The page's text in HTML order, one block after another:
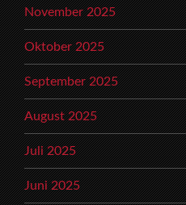
November 2025
Oktober 2025
September 2025
August 2025
Juli 2025
Juni 2025